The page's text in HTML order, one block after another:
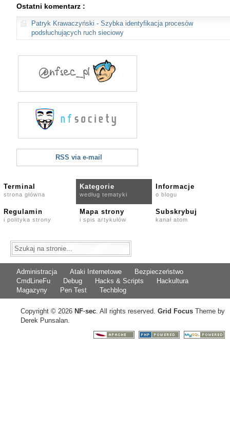
Ostatni komentarz :
Patryk Krawaczyński - Szybka identyfikacja procesów
podsłuchujących ruch sieciowy
RSS via e-mail
Terminal
strona główna
Kategorie
według tematyki
Informacje
o blogu
Regulamin
i polityka strony
Mapa strony
i spis artykułów
Subskrybuj
kanał atom
Administracja Ataki Internetowe
Bezpieczeństwo
CmdLineFu
Debug Hacks & Scripts
Hackultura
Magazyny
Pen Test Techblog
Copyright © 2026 NF·sec. All rights reserved. Grid Focus Theme by
Derek Punsalan.